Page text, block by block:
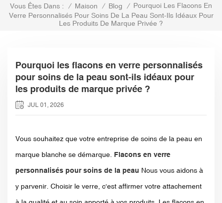
Vous Êtes Dans : / Maison / Blog /
Pourquoi Les Flacons En
Verre Personnalisés Pour Soins De La Peau Sont-Ils Idéaux Pour
Les Produits De Marque Privée ?
Pourquoi les flacons en verre personnalisés
pour soins de la peau sont-ils idéaux pour
les produits de marque privée ?
JUL 01, 2026
Vous souhaitez que votre entreprise de soins de la peau en
marque blanche se démarque. Flacons en verre
personnalisés pour soins de la peau Nous vous aidons à
y parvenir. Choisir le verre, c'est affirmer votre attachement